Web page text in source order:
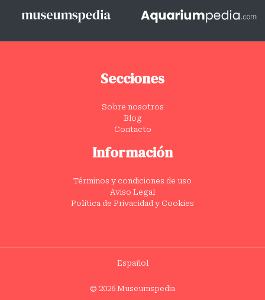
Secciones
Sobre nosotros
Blog
Contacto
Información
Términos y condiciones de uso
Aviso Legal
Política de Privacidad y Cookies
Español
© 2026 Museumspedia